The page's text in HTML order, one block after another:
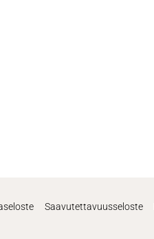
Saavutettavuusseloste